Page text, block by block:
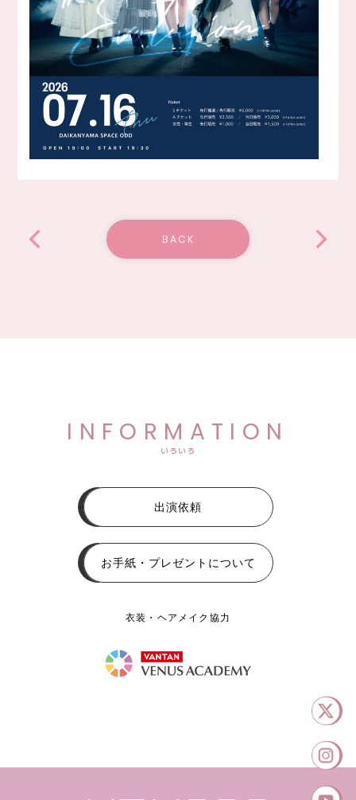
BACK
INFORMATION
いろいろ
出演依頼
お手紙・プレゼントについて
衣装・ヘアメイク協力